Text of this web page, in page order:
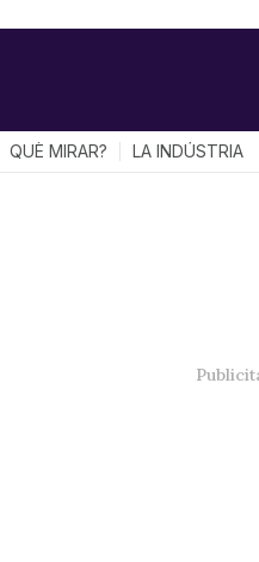
QUÈ MIRAR? LA INDÚSTRIA